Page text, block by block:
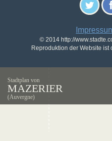
© 2014 http://
Reproduktion der Website
Stadtplan von
MAZERIER
(Auvergne)